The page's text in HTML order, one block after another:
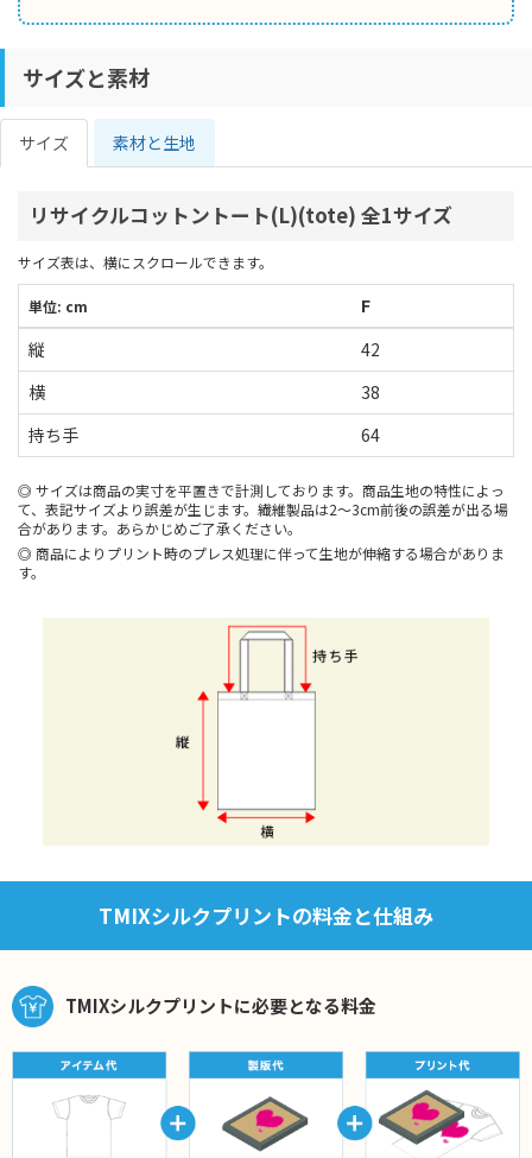
サイズと素材
サイズ 素材と生地
リサイクルコットントート(L)(tote) 全1サイズ
サイズ表は、横にスクロールできます。
単位: cm
F
縦
42
横
38
持ち手
64
サイズは商品の実寸を平置きで計測しております。商品生地の特性によっ
て、表記サイズより誤差が生じます。繊維製品は2～3cm前後の誤差が出る場
合があります。あらかじめご了承ください。
商品によりプリント時のプレス処理に伴って生地が伸縮する場合がありま
す。
TMIXシルクプリントの料金と仕組み
TMIXシルクプリントに必要となる料金